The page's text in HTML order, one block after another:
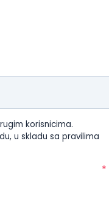
korisnicima.
u skladu sa pravilima
*